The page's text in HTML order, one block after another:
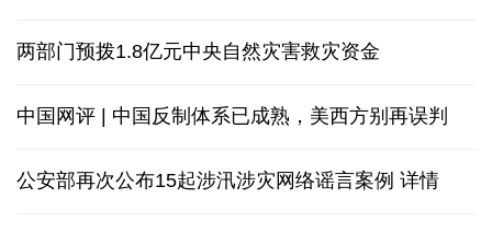
两部门预拨1.8亿元中央自然灾害救灾资金
中国网评 | 中国反制体系已成熟，美西方别再误判
公安部再次公布15起涉汛涉灾网络谣言案例 详情